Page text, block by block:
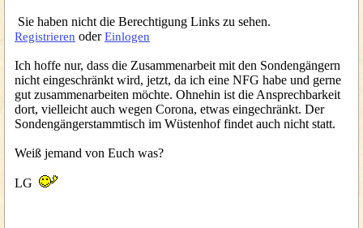
Sie haben nicht die Berechtigung Links zu sehen.
Registrieren oderEinlogen
Ich hoffe nur, dass die Zusammenarbeit mit den Sondengängern
nicht eingeschränkt wird, jetzt, da ich eine NFG habe und gerne
gut zusammenarbeiten möchte. Ohnehin ist die Ansprechbarkeit
dort, vielleicht auch wegen Corona, etwas eingechränkt. Der
Sondengängerstammtisch im Wüstenhof findet auch nicht statt.
Weiß jemand von Euch was?
LG